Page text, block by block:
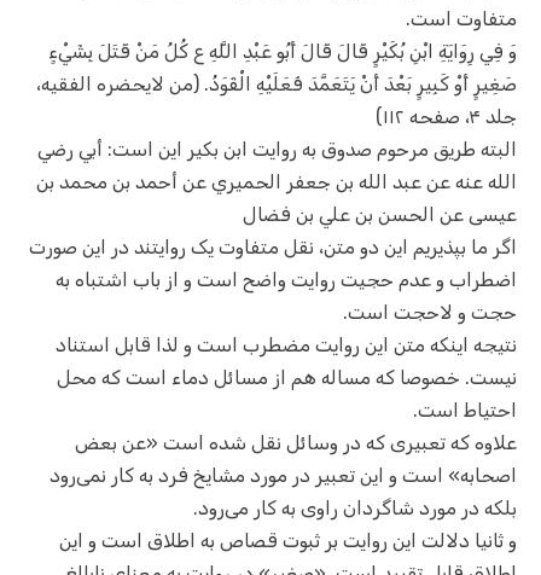
متفاوت است.
وَ فِي رِوَايَةِ ابْنِ بُكَيْرٍ قَالَ قَالَ أَبُو عَبْدِ اللَّهِ ع‏ كُلُ‏ مَنْ‏ قَتَلَ‏ بِشَيْ‏ءٍ
صَغِيرٍ أَوْ كَبِيرٍ بَعْدَ أَنْ يَتَعَمَّدَ فَعَلَيْهِ الْقَوَدُ. (من لایحضره الفقیه،
جلد ۴، صفحه ۱۱۲)
البته طریق مرحوم صدوق به روایت ابن بکیر این است: أبي رضي
الله عنه عن عبد الله بن جعفر الحميري عن أحمد بن محمد بن
عيسى عن الحسن بن علي بن فضال‏
اگر ما بپذیریم این دو متن، نقل متفاوت یک روایتند در این صورت
اضطراب و عدم حجیت روایت واضح است و از باب اشتباه به
حجت و لاحجت است.
نتیجه اینکه متن این روایت مضطرب است و لذا قابل استناد
نیست. خصوصا که مساله هم از مسائل دماء است که محل
احتیاط است.
علاوه که تعبیری که در وسائل نقل شده است «عن بعض
اصحابه» است و این تعبیر در مورد مشایخ فرد به کار نمی‌رود
بلکه در مورد شاگردان راوی به کار می‌رود.
و ثانیا دلالت این روایت بر ثبوت قصاص به اطلاق است و این